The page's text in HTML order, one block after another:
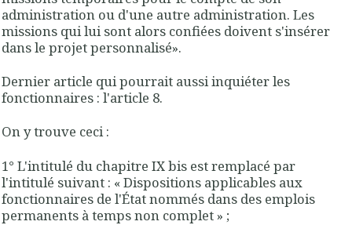
administration ou d'une autre administration. Les
missions qui lui sont alors confiées doivent s'insérer
dans le projet personnalisé».
Dernier article qui pourrait aussi inquiéter les
fonctionnaires : l'article 8.
On y trouve ceci :
1° L'intitulé du chapitre IX bis est remplacé par
l'intitulé suivant : « Dispositions applicables aux
fonctionnaires de l'État nommés dans des emplois
permanents à temps non complet » ;